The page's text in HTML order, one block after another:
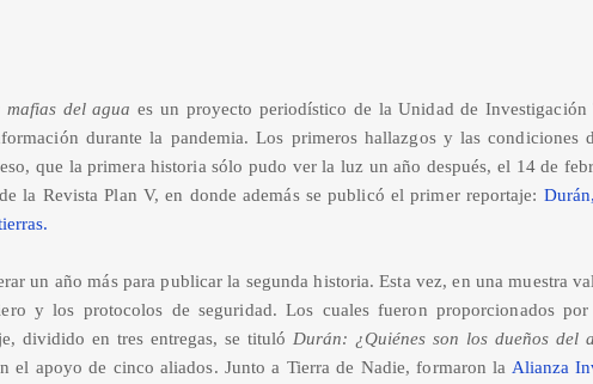
del agua es un proyecto periodístico de la Unidad de Investigación
durante la pandemia. Los primeros hallazgos y las condiciones
que la primera historia sólo pudo ver la luz un año después, el 14 de
la Revista Plan V, en donde además se publicó el primer reportaje:
un año más para publicar la segunda historia. Esta vez, en una muestra
y los protocolos de seguridad. Los cuales fueron proporcionados
dividido en tres entregas, se tituló Durán: ¿Quiénes son los dueños del
el apoyo de cinco aliados. Junto a Tierra de Nadie, formaron la Alianza